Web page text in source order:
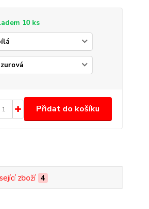
10 ks
Přidat do košíku
zboží 4